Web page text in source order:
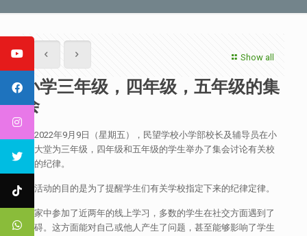
Show all
小学三年级，四年级，五年级的集
会
于2022年9月9日（星期五），民望学校小学部校长及辅导员在小
学大堂为三年级，四年级和五年级的学生举办了集会讨论有关校
园的纪律。
本活动的目的是为了提醒学生们有关学校指定下来的纪律定律。
在家中参加了近两年的线上学习，多数的学生在社交方面遇到了
障碍。这方面能对自己或他人产生了问题，甚至能够影响了学生